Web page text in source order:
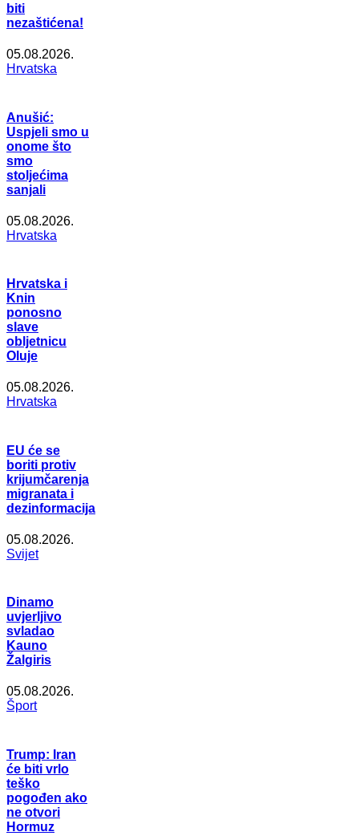
biti
nezaštićena!
05.08.2026.
Hrvatska
Anušić:
Uspjeli smo u
onome što
smo
stoljećima
sanjali
05.08.2026.
Hrvatska
Hrvatska i
Knin
ponosno
slave
obljetnicu
Oluje
05.08.2026.
Hrvatska
EU će se
boriti protiv
krijumčarenja
migranata i
dezinformacija
05.08.2026.
Svijet
Dinamo
uvjerljivo
svladao
Kauno
Žalgiris
05.08.2026.
Šport
Trump: Iran
će biti vrlo
teško
pogođen ako
ne otvori
Hormuz